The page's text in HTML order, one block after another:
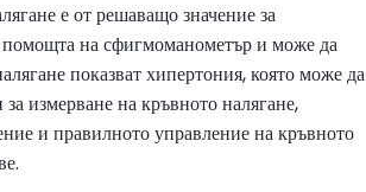
е от решаващо значение за
помощта на сфигмоманометър и може да
показват хипертония, която може да
измерване на кръвното налягане,
и правилното управление на кръвното